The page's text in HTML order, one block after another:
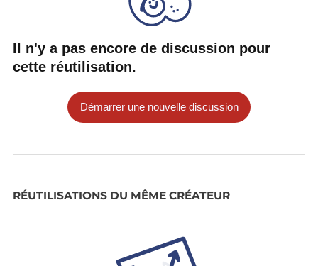
Il n'y a pas encore de discussion pour
cette réutilisation.
Démarrer une nouvelle discussion
RÉUTILISATIONS DU MÊME CRÉATEUR